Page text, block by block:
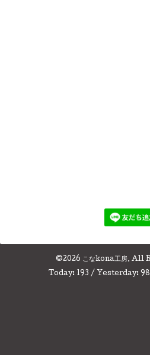
©2026 こなkona工房. All
Today: 193 / Yesterday: